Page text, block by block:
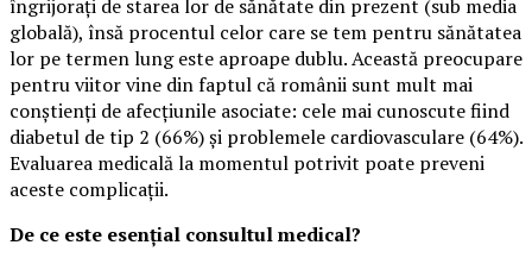
îngrijorați de starea lor de sănătate din prezent (sub media
globală), însă procentul celor care se tem pentru sănătatea
lor pe termen lung este aproape dublu. Această preocupare
pentru viitor vine din faptul că românii sunt mult mai
conștienți de afecțiunile asociate: cele mai cunoscute fiind
diabetul de tip 2 (66%) și problemele cardiovasculare (64%).
Evaluarea medicală la momentul potrivit poate preveni
aceste complicații.
De ce este esențial consultul medical?